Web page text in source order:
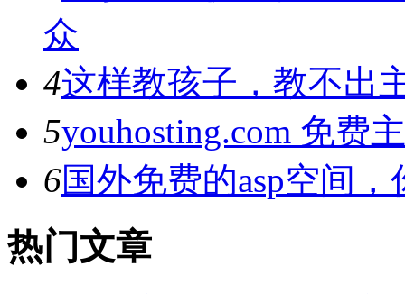
众
4这样教孩子，教不出
5youhosting.com 免费
6国外免费的asp空间
热门文章